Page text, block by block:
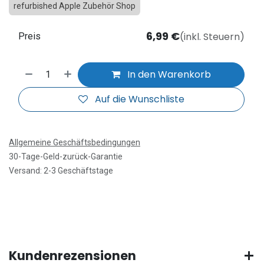
refurbished Apple Zubehör Shop
In den Warenkorb
Auf die Wunschliste
Preis 6,99 €(inkl. Steuern)
Allgemeine Geschäftsbedingungen
30-Tage-Geld-zurück-Garantie
Versand: 2-3 Geschäftstage
Kundenrezensionen